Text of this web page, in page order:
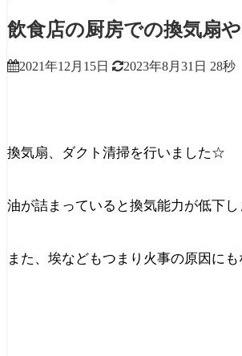
飲食店の厨房での換気扇
2021年12月15日 2023年8月31日 28秒
換気扇、ダクト清掃を行いました☆
油が詰まっていると換気能力が低下し
また、埃などもつまり火事の原因にも